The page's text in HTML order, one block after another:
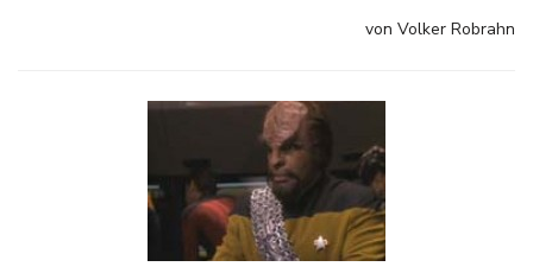
von Volker Robrahn